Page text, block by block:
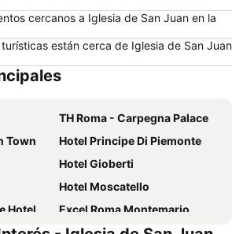
cercanos a Iglesia de San Juan en la
están cerca de Iglesia de San Juan
TH Roma - Carpegna Palace
Town
Hotel Principe Di Piemonte
Hotel Gioberti
Hotel Moscatello
Hotel
Excel Roma Montemario